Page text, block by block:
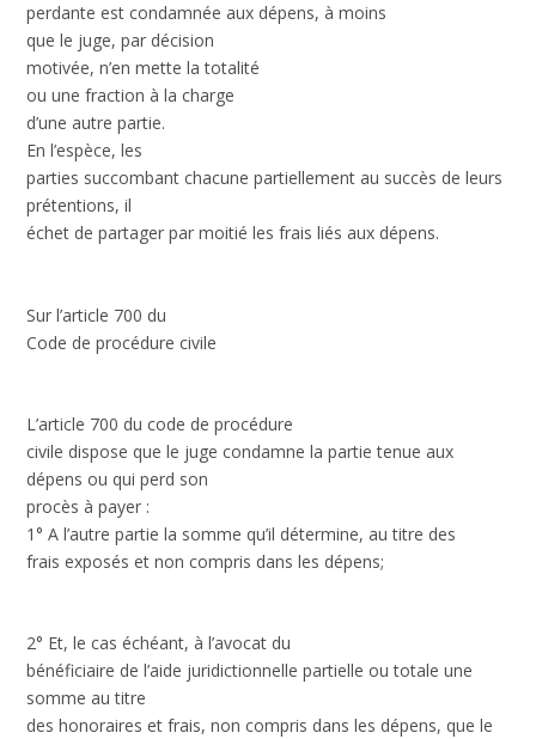
perdante est condamnée aux dépens, à moins
que le juge, par décision
motivée, n’en mette la totalité
ou une fraction à la charge
d’une autre partie.
En l’espèce, les
parties succombant chacune partiellement au succès de leurs
prétentions, il
échet de partager par moitié les frais liés aux dépens.
Sur l’article 700 du
Code de procédure civile
L’article 700 du code de procédure
civile dispose que le juge condamne la partie tenue aux
dépens ou qui perd son
procès à payer :
1° A l’autre partie la somme qu’il détermine, au titre des
frais exposés et non compris dans les dépens;
2° Et, le cas échéant, à l’avocat du
bénéficiaire de l’aide juridictionnelle partielle ou totale une
somme au titre
des honoraires et frais, non compris dans les dépens, que le